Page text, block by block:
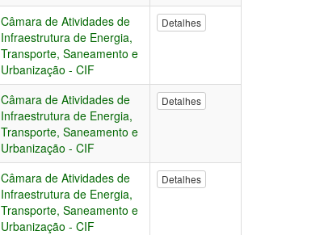
Câmara de Atividades de
Infraestrutura de Energia,
Transporte, Saneamento e
Urbanização - CIF
Detalhes
Câmara de Atividades de
Infraestrutura de Energia,
Transporte, Saneamento e
Urbanização - CIF
Detalhes
Câmara de Atividades de
Infraestrutura de Energia,
Transporte, Saneamento e
Urbanização - CIF
Detalhes